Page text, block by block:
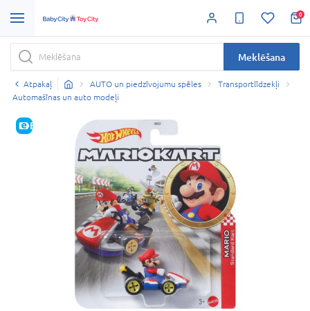
0
Meklēšana
Atpakaļ AUTO un piedzīvojumu spēles
Transportlīdzekļi
Automašīnas un auto modeļi
E-CENA